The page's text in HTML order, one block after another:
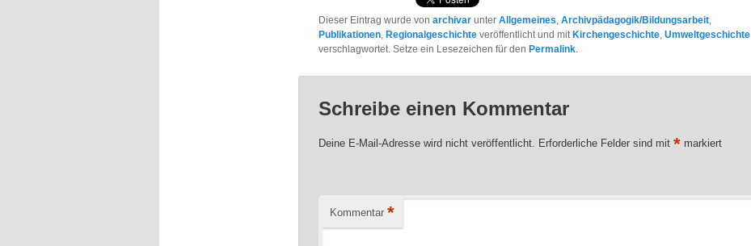
Dieser Eintrag wurde vonarchivar unterAllgemeines,Archivpädagogik/Bildungsarbeit,
Publikationen, Regionalgeschichte veröffentlicht und mit Kirchengeschichte,Umweltgeschichte
verschlagwortet. Setze ein Lesezeichen für den Permalink.
Schreibe einen Kommentar
Deine E-Mail-Adresse wird nicht veröffentlicht. Erforderliche Felder sind mit* markiert
Kommentar *